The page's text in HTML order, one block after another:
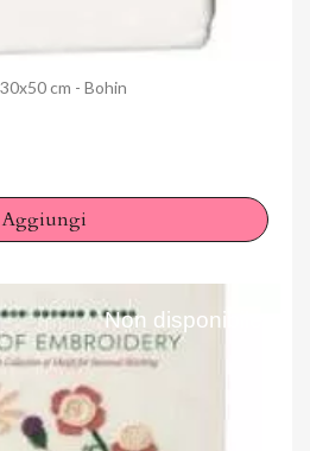
Anteprimacm - Bohin
Aggiungi
Non disponibile